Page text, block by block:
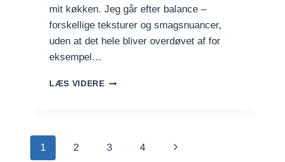
mit køkken. Jeg går efter balance –
forskellige teksturer og smagsnuancer,
uden at det hele bliver overdøvet af for
eksempel…
LÆS VIDEREFRA
SMAG,
Side
1 2 3 4 Næste